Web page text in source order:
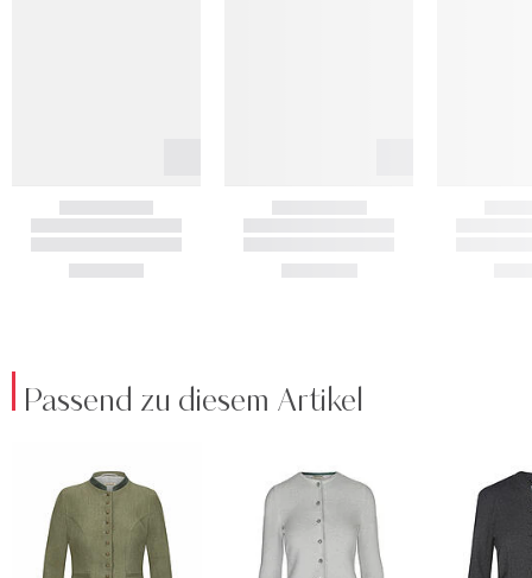
Passend zu diesem Artikel